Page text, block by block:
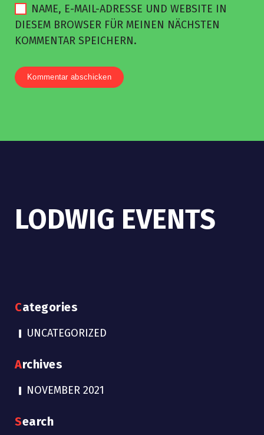
NAME, E-MAIL-ADRESSE UND WEBSITE IN
DIESEM BROWSER FÜR MEINEN NÄCHSTEN
KOMMENTAR SPEICHERN.
LODWIG EVENTS
Categories
UNCATEGORIZED
Archives
NOVEMBER 2021
Search